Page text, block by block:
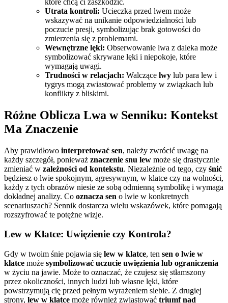
które chcą ci zaszkodzić.
Utrata kontroli: Ucieczka przed lwem może
wskazywać na unikanie odpowiedzialności lub
poczucie presji, symbolizując brak gotowości do
zmierzenia się z problemami.
Wewnętrzne lęki: Obserwowanie lwa z daleka może
symbolizować skrywane lęki i niepokoje, które
wymagają uwagi.
Trudności w relacjach: Walczące lwy lub para lew i
tygrys mogą zwiastować problemy w związkach lub
konflikty z bliskimi.
Różne Oblicza Lwa w Senniku: Kontekst
Ma Znaczenie
Aby prawidłowo interpretować sen, należy zwrócić uwagę na
każdy szczegół, ponieważ znaczenie snu lew może się drastycznie
zmieniać w zależności od kontekstu. Niezależnie od tego, czy śnić
będziesz o lwie spokojnym, agresywnym, w klatce czy na wolności,
każdy z tych obrazów niesie ze sobą odmienną symbolikę i wymaga
dokładnej analizy. Co oznacza sen o lwie w konkretnych
scenariuszach? Sennik dostarcza wielu wskazówek, które pomagają
rozszyfrować te potężne wizje.
Lew w Klatce: Uwięzienie czy Kontrola?
Gdy w twoim śnie pojawia się lew w klatce, ten sen o lwie w
klatce może symbolizować uczucie uwięzienia lub ograniczenia
w życiu na jawie. Może to oznaczać, że czujesz się stłamszony
przez okoliczności, innych ludzi lub własne lęki, które
powstrzymują cię przed pełnym wyrażeniem siebie. Z drugiej
strony, lew w klatce może również zwiastować triumf nad